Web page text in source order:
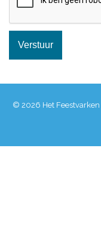
© 2026 Het